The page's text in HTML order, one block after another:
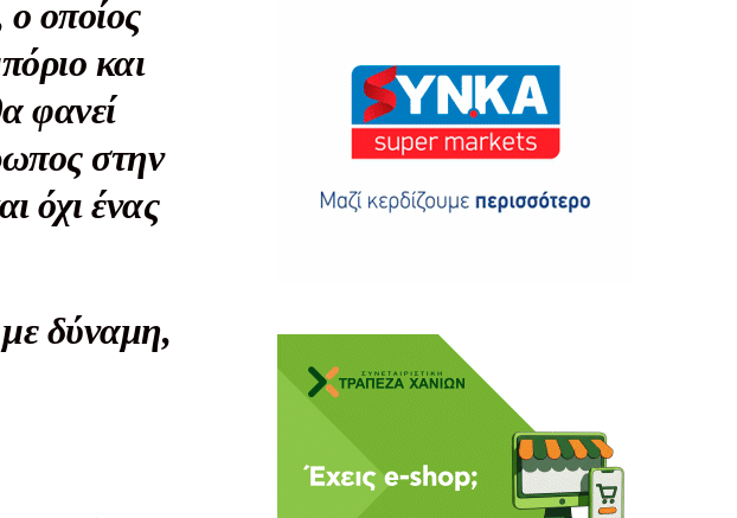
της Κρήτης
οποίος
και
φανεί
στην
όχι ένας
δύναμη,